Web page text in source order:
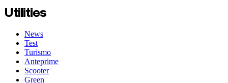
Utilities
News
Test
Turismo
Anteprime
Scooter
Green